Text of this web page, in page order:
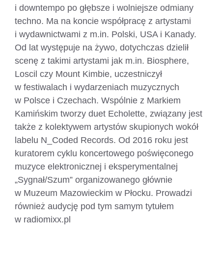
i downtempo po głębsze i wolniejsze odmiany
techno. Ma na koncie współpracę z artystami
i wydawnictwami z m.in. Polski, USA i Kanady.
Od lat występuje na żywo, dotychczas dzielił
scenę z takimi artystami jak m.in. Biosphere,
Loscil czy Mount Kimbie, uczestniczył
w festiwalach i wydarzeniach muzycznych
w Polsce i Czechach. Wspólnie z Markiem
Kamińskim tworzy duet Echolette, związany jest
także z kolektywem artystów skupionych wokół
labelu N_Coded Records. Od 2016 roku jest
kuratorem cyklu koncertowego poświęconego
muzyce elektronicznej i eksperymentalnej
„Sygnał/Szum” organizowanego głównie
w Muzeum Mazowieckim w Płocku. Prowadzi
również audycję pod tym samym tytułem
w radiomixx.pl